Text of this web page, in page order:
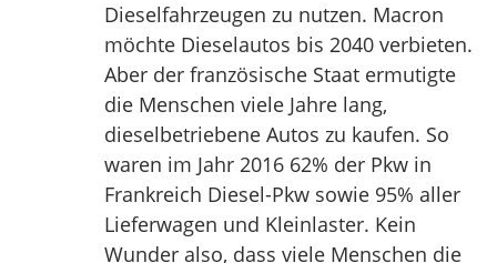
Dieselfahrzeugen zu nutzen. Macron
möchte Dieselautos bis 2040 verbieten.
Aber der französische Staat ermutigte
die Menschen viele Jahre lang,
dieselbetriebene Autos zu kaufen. So
waren im Jahr 2016 62% der Pkw in
Frankreich Diesel-Pkw sowie 95% aller
Lieferwagen und Kleinlaster. Kein
Wunder also, dass viele Menschen die